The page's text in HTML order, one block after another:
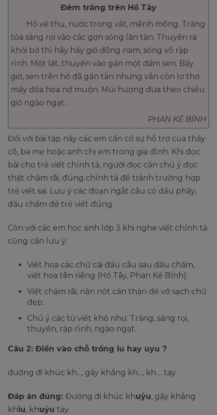
Đêm trăng trên Hồ Tây
Hồ về thu, nước trong vắt, mênh mông. Trăng
tỏa sáng rọi vào các gợn sóng lăn tăn. Thuyền ra
khỏi bờ thì hây hẩy gió đông nam, sóng vỗ rập
rình. Một lát, thuyền vào gần một đám sen. Bấy
giờ, sen trên hồ đã gần tàn nhưng vẫn còn lơ thơ
mấy đóa hoa nở muộn. Mùi hương đưa theo chiều
gió ngào ngạt…
PHAN KẾ BÍNH
Đối với bài tập này các em cần có sự hỗ trợ của thầy
cô, ba mẹ hoặc anh chị em trong gia đình. Khi đọc
bài cho trẻ viết chính tả, người đọc cần chú ý đọc
thật chậm rãi, đúng chính tả để tránh trường hợp
trẻ viết sai. Lưu ý các đoạn ngắt câu có dấu phẩy,
dấu chấm để trẻ viết đúng.
Còn với các em học sinh lớp 3 khi nghe viết chính tả
cũng cần lưu ý:
Viết hoa các chữ cái đầu câu sau dấu chấm,
viết hoa tên riêng (Hồ Tây, Phan Kế Bính).
Viết chậm rãi, nắn nót cẩn thận để vở sạch chữ
đẹp.
Chú ý các từ viết khó như: Trăng, sáng rọi,
thuyền, rập rình, ngào ngạt.
Câu 2: Điền vào chỗ trống iu hay uyu ?
đường đi khúc kh..., gầy khẳng kh..., kh.... tay
Đáp án đúng: Đường đi khúc khuỷu, gầy khẳng
khiu, khuỷu tay.